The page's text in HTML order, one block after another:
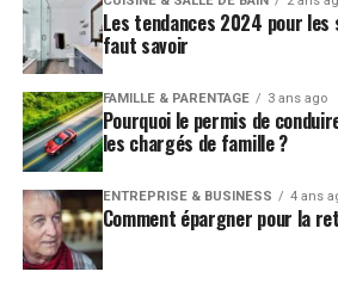
Les tendances 2024 pour les
faut savoir
FAMILLE & PARENTAGE 3 ans ago
Pourquoi le permis de
les chargés de famille ?
ENTREPRISE & BUSINESS 4 ans
Comment épargner pour la